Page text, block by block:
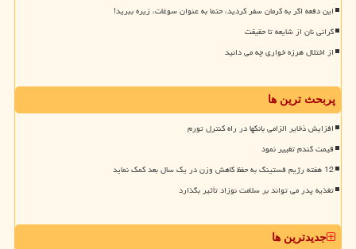
این دفعه اگر به کرمان سفر کردید، حتما به عنوان سوغات، زیره ببرید!
گرانی نان از شایعه تا حقیقت
از اختلال هرزه خواری چه می دانید
پربحث ترین ها
افزایش ذخایر الزامی بانکها در راه کنترل تورم
قیمت گندم تغییر نمود
12 هفته رژیم فستینگ به حفظ کاهش وزن در یک سال بعد کمک نماید
تغذیه پدر می تواند بر سلامت نوزاد تأثیر بگذارد
جدیدترین ها